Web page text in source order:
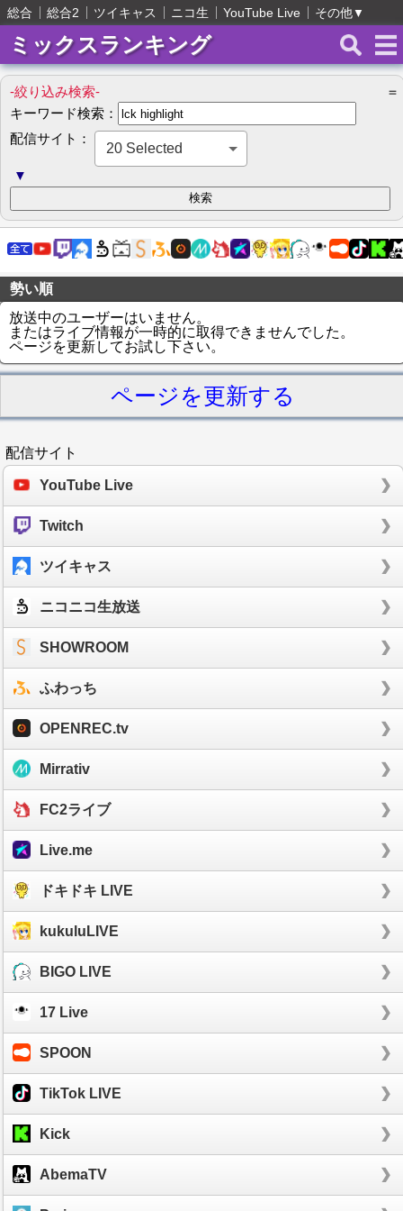
総合 総合2 ツイキャス ニコ生 YouTube Live その他▼
ミックスランキング
-絞り込み検索-
＝
キーワード検索：
配信サイト：
20 Selected
▼
勢い順
放送中のユーザーはいません。
またはライブ情報が一時的に取得できませんでした。
ページを更新してお試し下さい。
ページを更新する
配信サイト
YouTube Live
Twitch
ツイキャス
ニコニコ生放送
SHOWROOM
ふわっち
OPENREC.tv
Mirrativ
FC2ライブ
Live.me
ドキドキ LIVE
kukuluLIVE
BIGO LIVE
17 Live
SPOON
TikTok LIVE
Kick
AbemaTV